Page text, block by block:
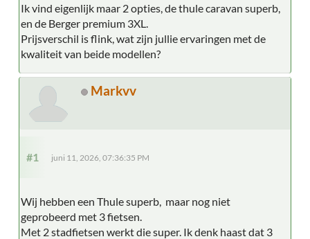
Ik vind eigenlijk maar 2 opties, de thule caravan superb,
en de Berger premium 3XL.
Prijsverschil is flink, wat zijn jullie ervaringen met de
kwaliteit van beide modellen?
Markvv
#1 juni 11, 2026, 07:36:35 PM
Wij hebben een Thule superb, maar nog niet
geprobeerd met 3 fietsen.
Met 2 stadfietsen werkt die super. Ik denk haast dat 3